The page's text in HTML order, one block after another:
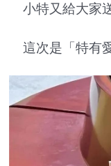
小特又給大家
這次是「特有